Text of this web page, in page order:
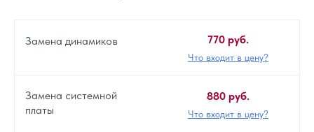
Замена динамиков 770 руб.
Что входит в цену?
Замена системной
платы
880 руб.
Что входит в цену?